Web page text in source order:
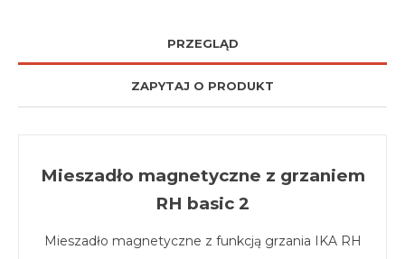
PRZEGLĄD
ZAPYTAJ O PRODUKT
Mieszadło magnetyczne z grzaniem
RH basic 2
Mieszadło magnetyczne z funkcją grzania IKA RH